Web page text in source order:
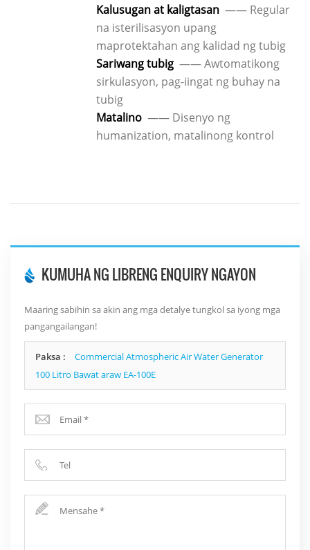
Kalusugan at kaligtasan —— Regular
na isterilisasyon upang
maprotektahan ang kalidad ng tubig
Sariwang tubig —— Awtomatikong
sirkulasyon, pag-iingat ng buhay na
tubig
Matalino —— Disenyo ng
humanization, matalinong kontrol
KUMUHA NG LIBRENG ENQUIRY NGAYON
Maaring sabihin sa akin ang mga detalye tungkol sa iyong mga
pangangailangan!
Paksa :
Commercial Atmospheric Air Water Generator
100 Litro Bawat araw EA-100E